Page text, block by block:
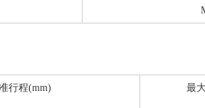
行程(mm) 最